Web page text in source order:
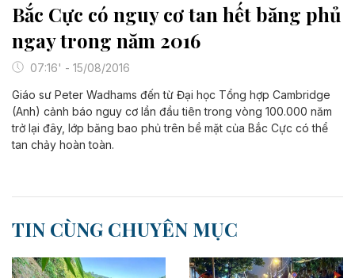
Bắc Cực có nguy cơ tan hết băng phủ
ngay trong năm 2016
07:16' - 15/08/2016
Giáo sư Peter Wadhams đến từ Đại học Tổng hợp Cambridge
(Anh) cảnh báo nguy cơ lần đầu tiên trong vòng 100.000 năm
trở lại đây, lớp băng bao phủ trên bề mặt của Bắc Cực có thể
tan chảy hoàn toàn.
TIN CÙNG CHUYÊN MỤC